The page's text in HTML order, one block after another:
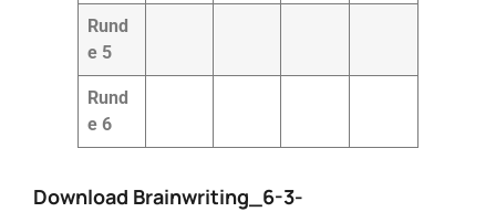
Rund
e 5
Rund
e 6
Download Brainwriting_6-3-